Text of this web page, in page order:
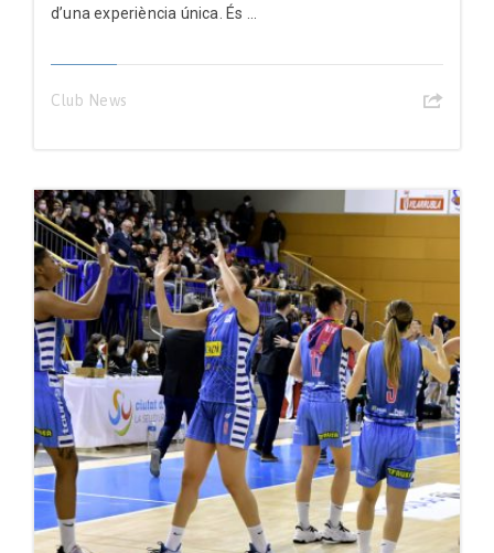
d’una experiència única. És ...
Club News